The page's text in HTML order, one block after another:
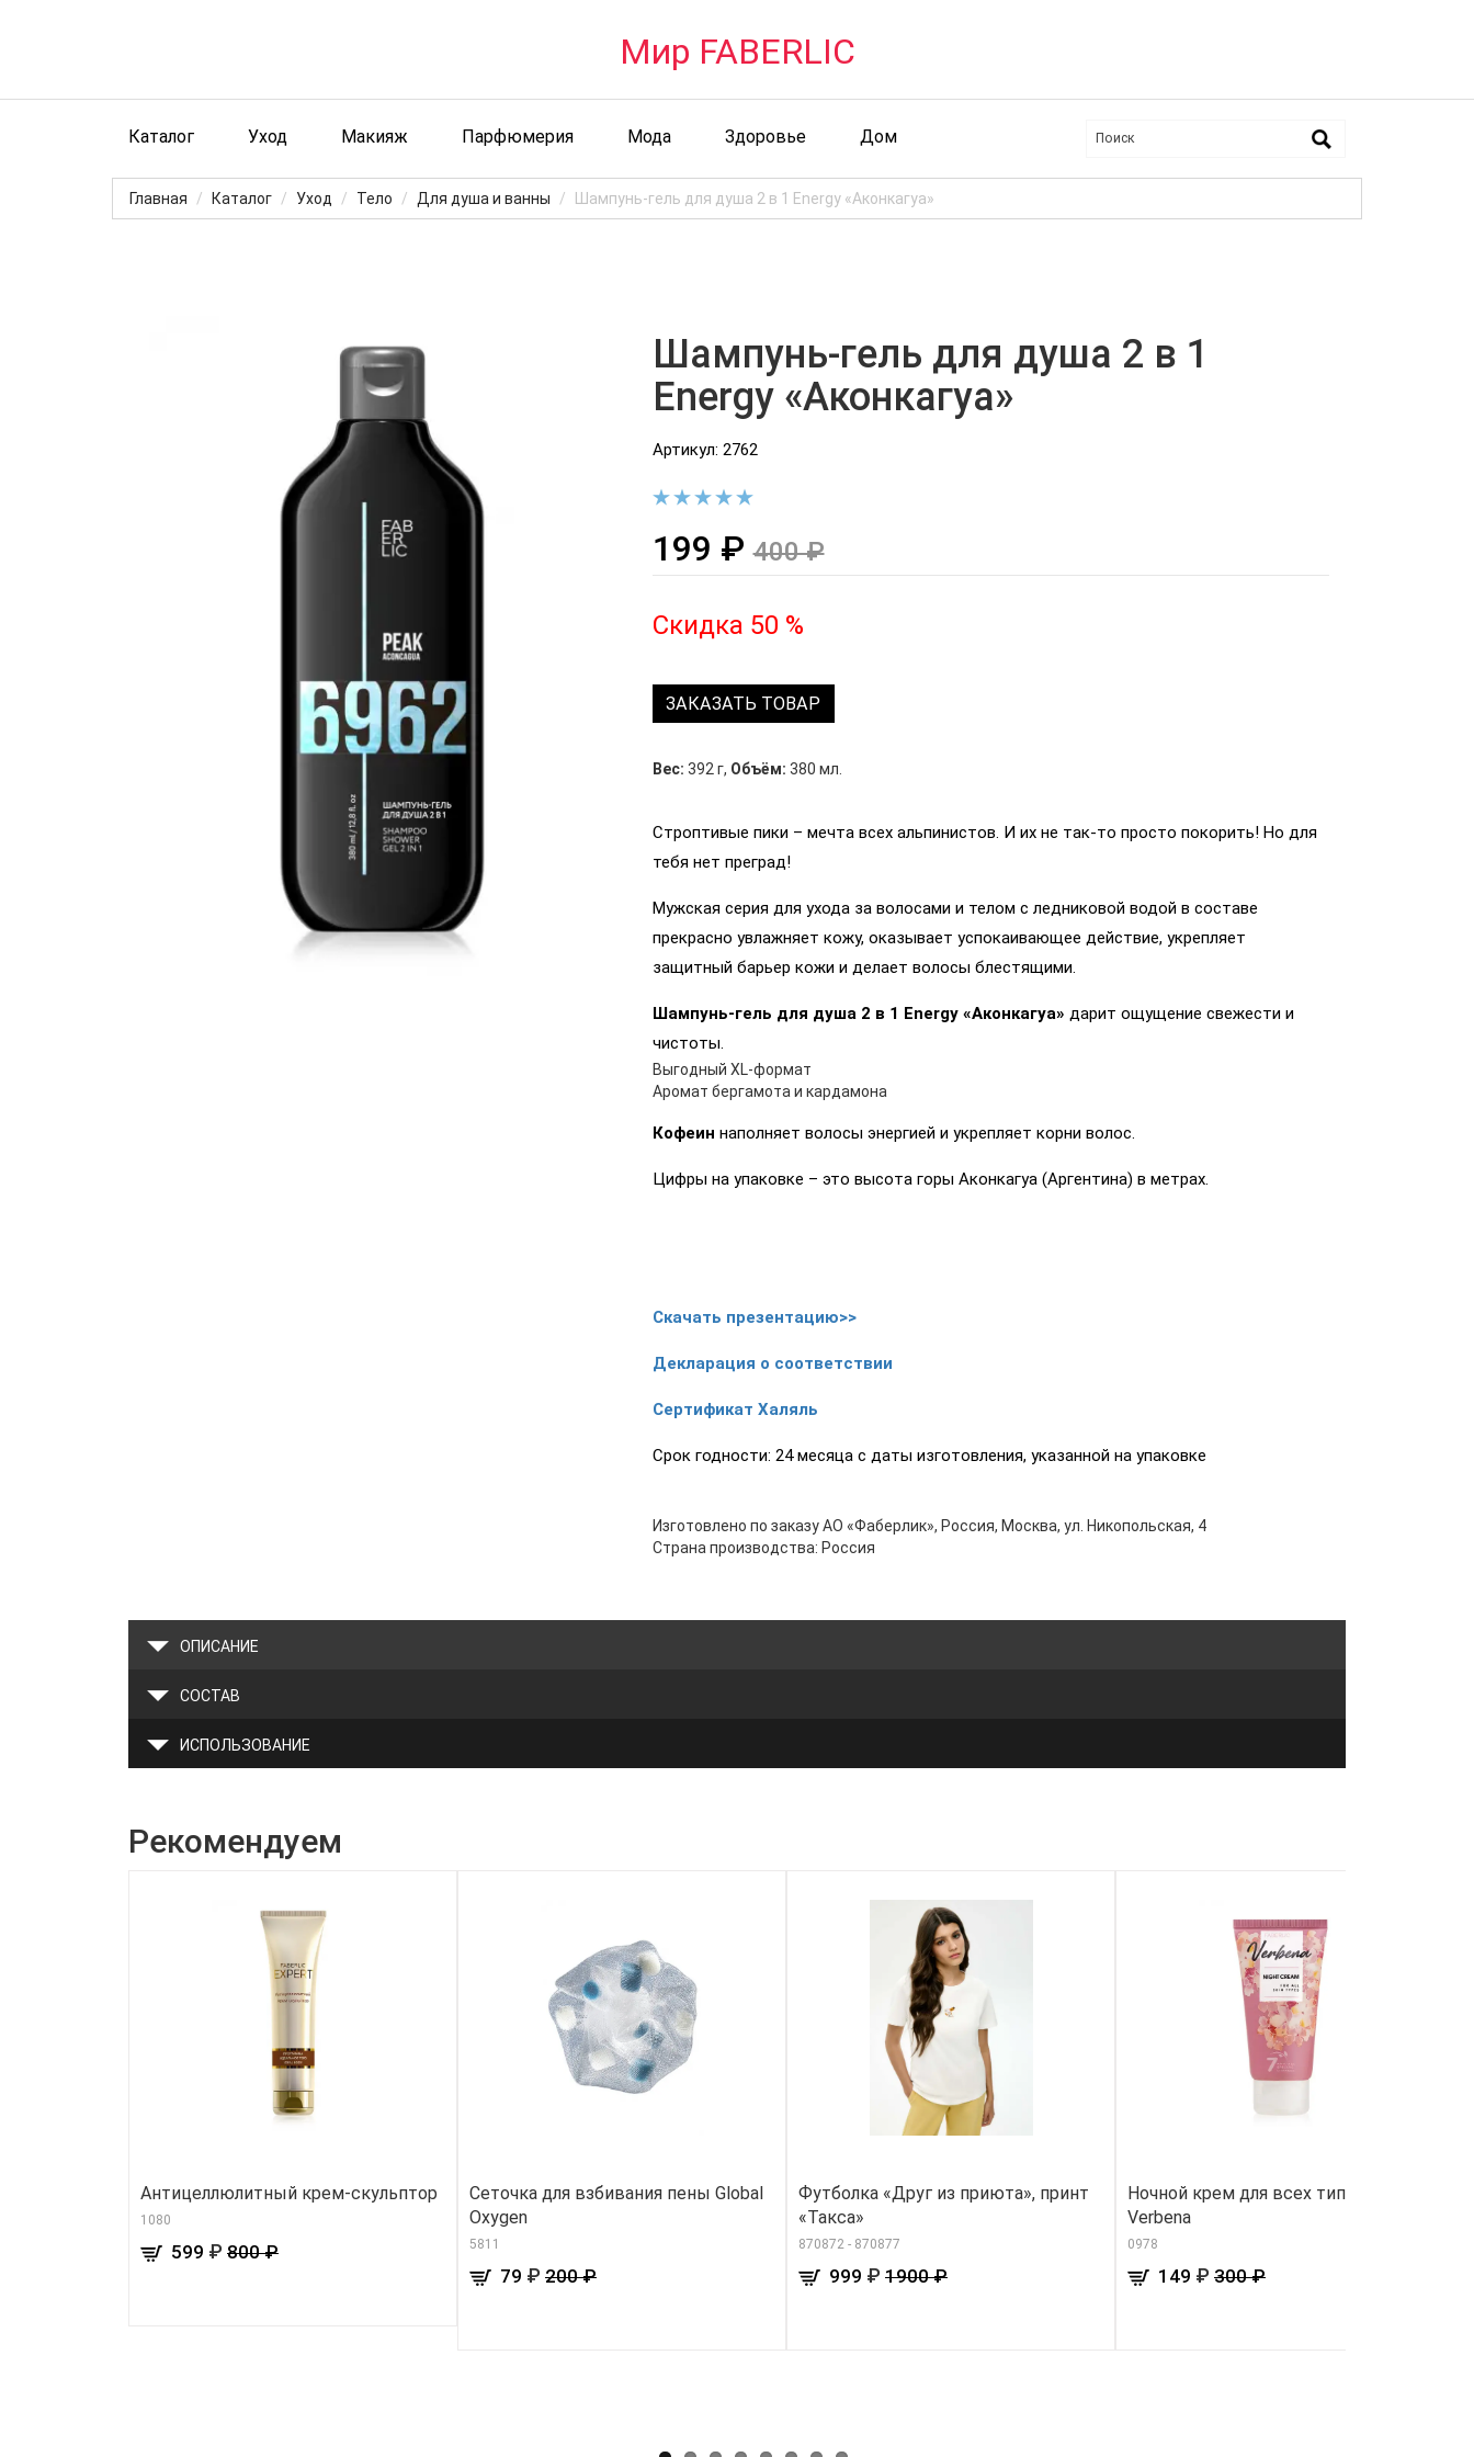
Мир FABERLIC
Каталог Уход Макияж Парфюмерия Мода Здоровье Дом
Главная Каталог Уход Тело Для душа и ванны Шампунь-гель для душа 2 в 1 Energy «Аконкагуа»
Шампунь-гель для душа 2 в 1
Energy «Аконкагуа»
Артикул: 2762
199 ₽400 ₽
Скидка 50 %
ЗАКАЗАТЬ ТОВАР
Вес: 392 г, Объём: 380 мл.
Строптивые пики – мечта всех альпинистов. И их не так-то просто покорить! Но для
тебя нет преград!
Мужская серия для ухода за волосами и телом c ледниковой водой в составе
прекрасно увлажняет кожу, оказывает успокаивающее действие, укрепляет
защитный барьер кожи и делает волосы блестящими.
Шампунь-гель для душа 2 в 1 Energy «Аконкагуа» дарит ощущение свежести и
чистоты.
Выгодный XL-формат
Аромат бергамота и кардамона
Кофеин наполняет волосы энергией и укрепляет корни волос.
Цифры на упаковке – это высота горы Аконкагуа (Аргентина) в метрах.
Скачать презентацию>>
Декларация о соответствии
Сертификат Халяль
Срок годности: 24 месяца с даты изготовления, указанной на упаковке
Изготовлено по заказу АО «Фаберлик», Россия, Москва, ул. Никопольская, 4
Страна производства: Россия
ОПИСАНИЕ
СОСТАВ
ИСПОЛЬЗОВАНИЕ
Рекомендуем
Антицеллюлитный крем-скульптор
1080
599 ₽ 800 ₽
Сеточка для взбивания пены Global
Oxygen
5811
79 ₽ 200 ₽
Футболка «Друг из приюта», принт
«Такса»
870872 - 870877
999 ₽ 1900 ₽
Ночной крем для всех типов кожи
Verbena
0978
149 ₽ 300 ₽